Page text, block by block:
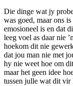
Die dinge wat jy
was goed, maar ons
emosioneel is en dat
leeg voel as daar nie
hoekom dit nie
dat jou man nie met
hy nie weet hoe om
maar het geen idee
tussen julle wat dit vir